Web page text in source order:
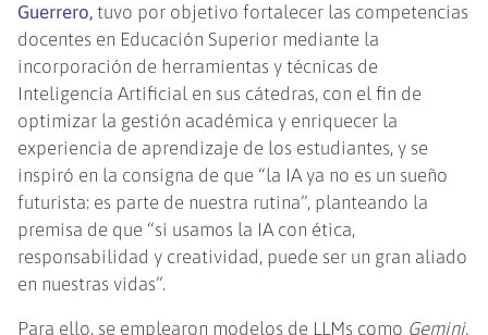
Guerrero, tuvo por objetivo fortalecer las competencias
docentes en Educación Superior mediante la
incorporación de herramientas y técnicas de
Inteligencia Artificial en sus cátedras, con el fin de
optimizar la gestión académica y enriquecer la
experiencia de aprendizaje de los estudiantes, y se
inspiró en la consigna de que “la IA ya no es un sueño
futurista: es parte de nuestra rutina”, planteando la
premisa de que “si usamos la IA con ética,
responsabilidad y creatividad, puede ser un gran aliado
en nuestras vidas”.
Para ello, se emplearon modelos de LLMs como Gemini,